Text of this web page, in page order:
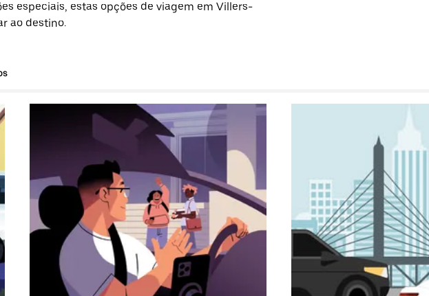
especiais, estas opções de viagem em Villers-
ao destino.